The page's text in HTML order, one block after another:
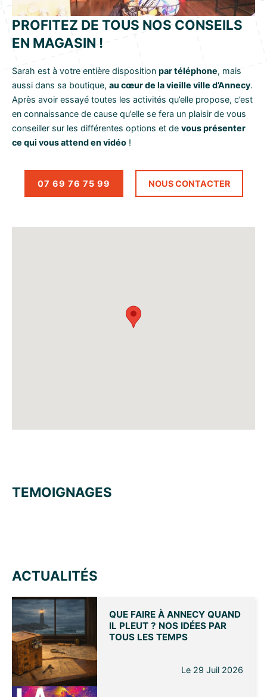
PROFITEZ DE TOUS NOS CONSEILS
EN MAGASIN !
Sarah est à votre entière disposition par téléphone, mais
aussi dans sa boutique, au cœur de la vieille ville d’Annecy.
Après avoir essayé toutes les activités qu’elle propose, c’est
en connaissance de cause qu’elle se fera un plaisir de vous
conseiller sur les différentes options et de vous présenter
ce qui vous attend en vidéo !
07 69 76 75 99 NOUS CONTACTER
TEMOIGNAGES
ACTUALITÉS
QUE FAIRE À ANNECY QUAND
IL PLEUT ? NOS IDÉES PAR
TOUS LES TEMPS
Le 29 Juil 2026